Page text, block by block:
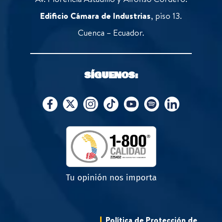
Edificio Cámara de Industrias, piso 13.
Cuenca – Ecuador.
SÍGUENOS:
Tu opinión nos importa